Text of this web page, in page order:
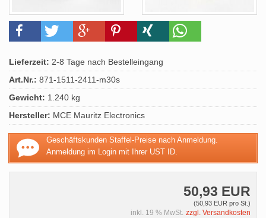
Lieferzeit: 2-8 Tage nach Bestelleingang
Art.Nr.: 871-1511-2411-m30s
Gewicht: 1.240 kg
Hersteller: MCE Mauritz Electronics
Geschäftskunden Staffel-Preise nach Anmeldung.
Anmeldung im Login mit Ihrer UST ID.
50,93 EUR
(50,93 EUR pro St.)
inkl. 19 % MwSt. zzgl. Versandkosten